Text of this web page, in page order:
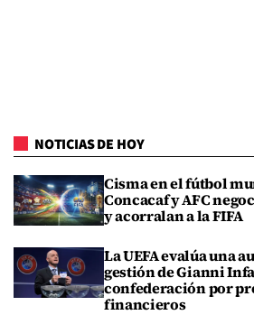
NOTICIAS DE HOY
Cisma en el fútbol
Concacaf y AFC
y acorralan a la FIFA
La UEFA evalúa una
gestión de Gianni
confederación por
financieros